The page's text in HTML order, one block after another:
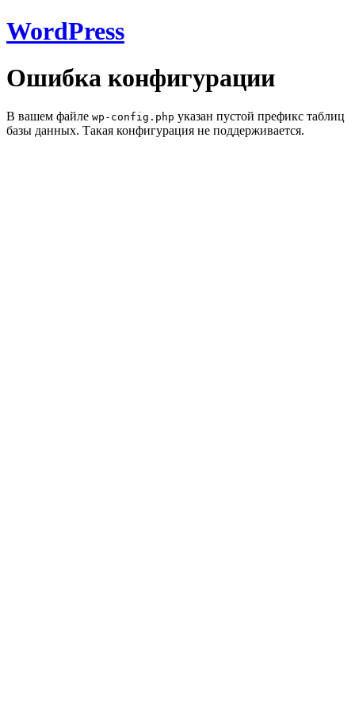
WordPress
Ошибка конфигурации
В вашем файле wp-config.php указан пустой префикс таблиц
базы данных. Такая конфигурация не поддерживается.